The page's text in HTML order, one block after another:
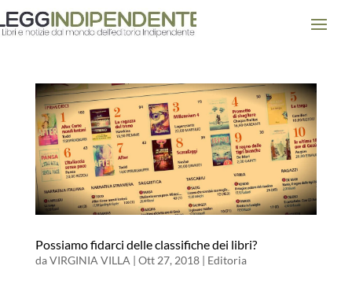
Possiamo fidarci delle classifiche dei libri?
daVIRGINIA VILLA | Ott 27, 2018| Editoria